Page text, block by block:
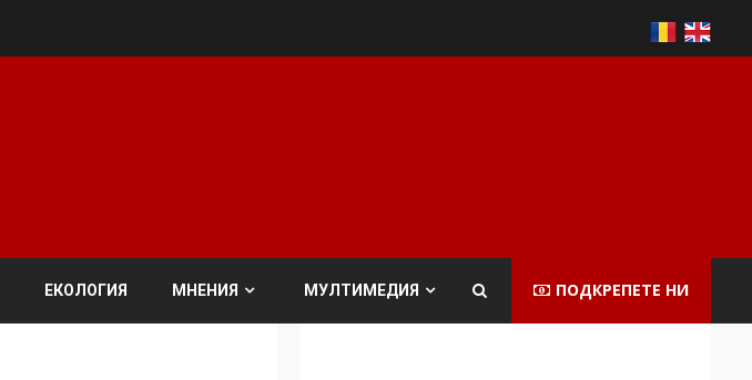
ЕКОЛОГИЯ МНЕНИЯ МУЛТИМЕДИЯ ПОДКРЕПЕТЕ НИ